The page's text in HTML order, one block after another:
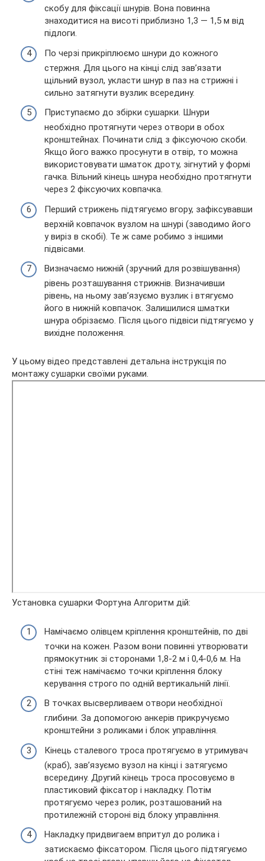
скобу для фіксації шнурів. Вона повинна
знаходитися на висоті приблизно 1,3 — 1,5 м від
підлоги.
По черзі прикріплюємо шнури до кожного
стержня. Для цього на кінці слід зав’язати
щільний вузол, укласти шнур в паз на стрижні і
сильно затягнути вузлик всередину.
Приступаємо до збірки сушарки. Шнури
необхідно протягнути через отвори в обох
кронштейнах. Починати слід з фіксуючою скоби.
Якщо його важко просунути в отвір, то можна
використовувати шматок дроту, зігнутий у формі
гачка. Вільний кінець шнура необхідно протягнути
через 2 фіксуючих ковпачка.
Перший стрижень підтягуємо вгору, зафіксувавши
верхній ковпачок вузлом на шнурі (заводимо його
у виріз в скобі). Те ж саме робимо з іншими
підвісами.
Визначаємо нижній (зручний для розвішування)
рівень розташування стрижнів. Визначивши
рівень, на ньому зав’язуємо вузлик і втягуємо
його в нижній ковпачок. Залишилися шматки
шнура обрізаємо. Після цього підвіси підтягуємо у
вихідне положення.
У цьому відео представлені детальна інструкція по
монтажу сушарки своїми руками.
Установка сушарки Фортуна Алгоритм дій:
Намічаємо олівцем кріплення кронштейнів, по дві
точки на кожен. Разом вони повинні утворювати
прямокутник зі сторонами 1,8-2 м і 0,4-0,6 м. На
стіні теж намічаємо точки кріплення блоку
керування строго по одній вертикальній лінії.
В точках высверливаем отвори необхідної
глибини. За допомогою анкерів прикручуємо
кронштейни з роликами і блок управління.
Кінець сталевого троса протягуємо в утримувач
(краб), зав’язуємо вузол на кінці і затягуємо
всередину. Другий кінець троса просовуємо в
пластиковий фіксатор і накладку. Потім
протягуємо через ролик, розташований на
протилежній стороні від блоку управління.
Накладку придвигаем впритул до ролика і
затискаємо фіксатором. Після цього підтягуємо